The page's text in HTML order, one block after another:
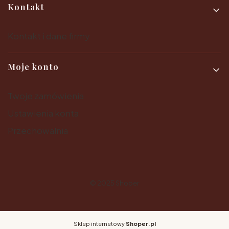
Kontakt
Moje konto
Sklep internetowy Shoper.pl